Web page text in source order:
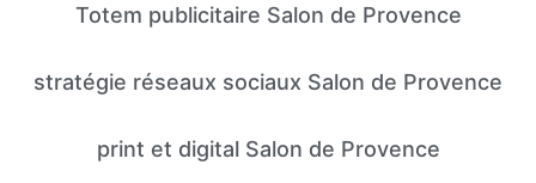
Totem publicitaire Salon de Provence
stratégie réseaux sociaux Salon de Provence
print et digital Salon de Provence